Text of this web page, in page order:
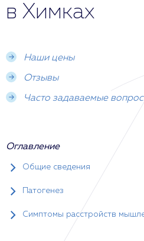
в Химках
Наши цены
Отзывы
Часто задаваемые
Оглавление
Общие сведения
Патогенез
Симптомы расстройств